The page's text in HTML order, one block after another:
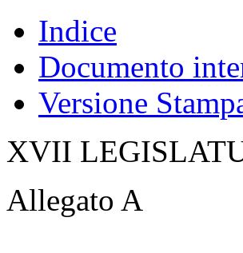
Indice
Documento
Versione
XVII
Allegato A